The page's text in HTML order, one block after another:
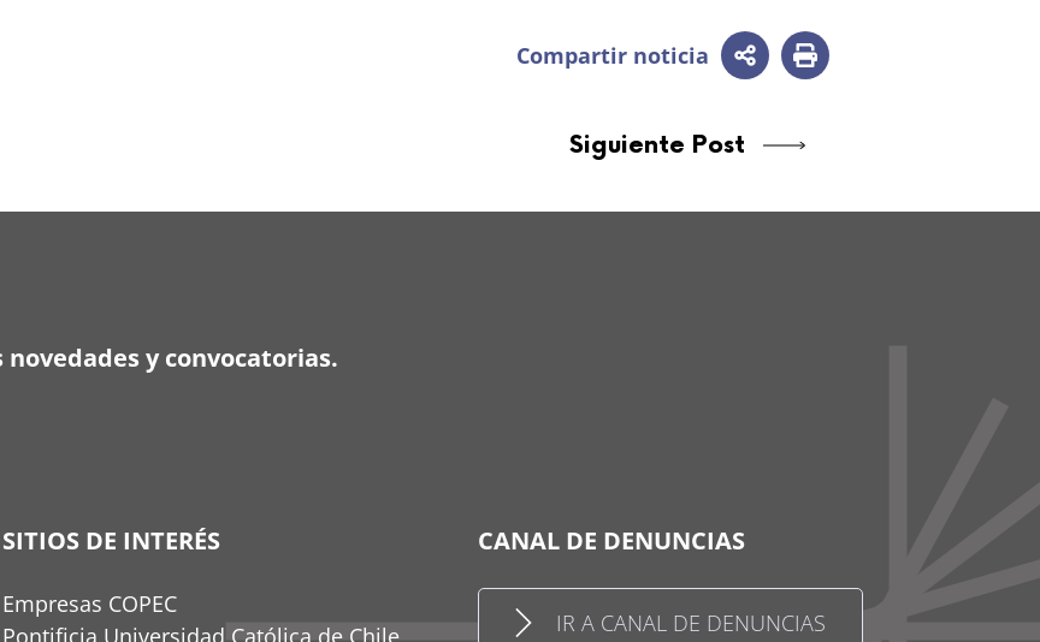
Compartir noticia
Siguiente Post
y convocatorias.
SITIOS DE INTERÉS
Empresas COPEC
Pontificia Universidad Católica de Chile
CANAL DE DENUNCIAS
IR A CANAL DE DENUNCIAS